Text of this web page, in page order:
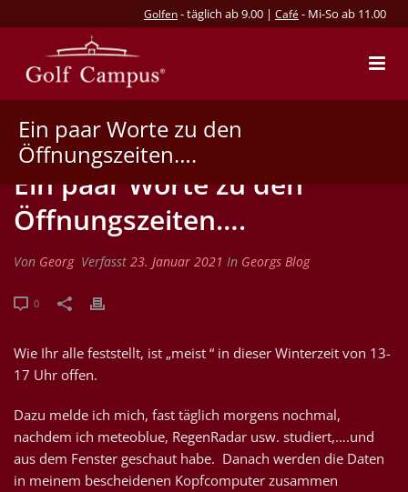
Golfen- täglich ab 9.00 | Café - Mi-So ab 11.00
Ein paar Worte zu den
Öffnungszeiten….
Ein paar Worte zu den
Öffnungszeiten….
Von Georg Verfasst 23. Januar 2021 In Georgs Blog
0
Wie Ihr alle feststellt, ist „meist “ in dieser Winterzeit von 13-
17 Uhr offen.
Dazu melde ich mich, fast täglich morgens nochmal,
nachdem ich meteoblue, RegenRadar usw. studiert,….und
aus dem Fenster geschaut habe. Danach werden die Daten
in meinem bescheidenen Kopfcomputer zusammen